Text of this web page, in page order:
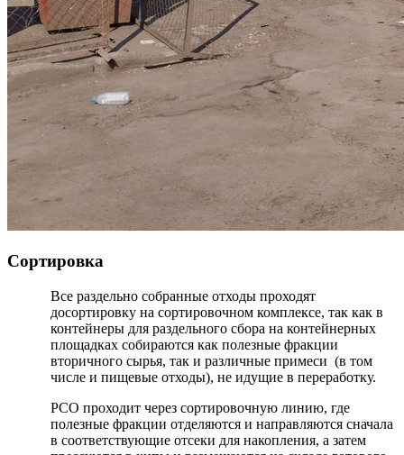
Сортировка
Все раздельно собранные отходы проходят
досортировку на сортировочном комплексе, так как в
контейнеры для раздельного сбора на контейнерных
площадках собираются как полезные фракции
вторичного сырья, так и различные примеси (в том
числе и пищевые отходы), не идущие в переработку.
РСО проходит через сортировочную линию, где
полезные фракции отделяются и направляются сначала
в соответствующие отсеки для накопления, а затем